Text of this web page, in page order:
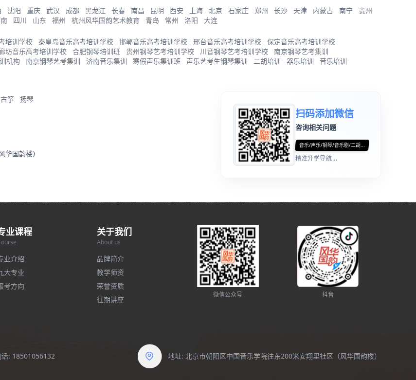
沈阳 重庆 武汉 成都 黑龙江 长春 南昌 昆明 西安 上海 北京 石家庄 郑州 长沙 天津 内蒙古 南宁
贵州
四川 山东 福州 杭州风华国韵艺术教育 青岛 常州 洛阳 大连
培训学校 秦皇岛音乐高考培训学校 邯郸音乐高考培训学校 邢台音乐高考培训学校
保定音乐高考培训学校
坊音乐高考培训学校 合肥钢琴培训班 贵州钢琴艺考培训学校 川音钢琴艺考培训学校
南京钢琴艺考集训
机构 南京钢琴艺考集训 济南音乐集训 寒假声乐集训班 声乐艺考生钢琴集训 二胡培训 器乐培训
音乐培训
古筝 扬琴
国韵楼）
扫码添加微信
咨询相关问题
音乐/声乐/钢琴/音乐剧/二胡...
精准升学导航...
业课程
业介绍
大专业
考方向
关于我们
About us
品牌简介
教学师资
荣誉资质
往期讲座
微信公众号 抖音
话: 18501056132 地址: 北京市朝阳区中国音乐学院往东200米安翔里社区（风华国韵楼）